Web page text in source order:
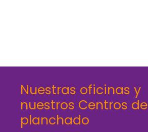
Nuestras oficinas y
nuestros Centros de
planchado